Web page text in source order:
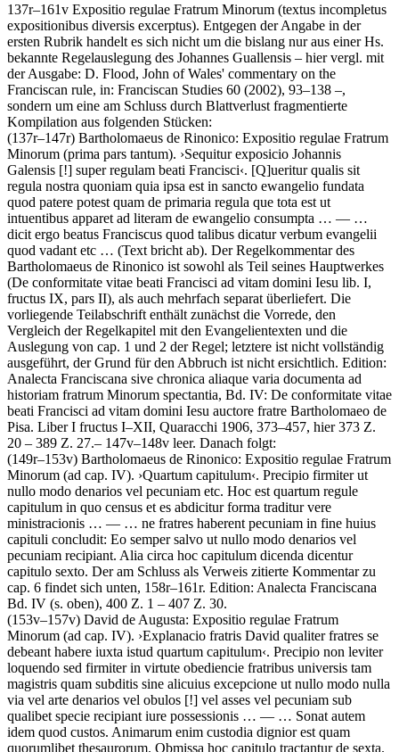
137r–161v Expositio regulae Fratrum Minorum (textus incompletus
expositionibus diversis excerptus). Entgegen der Angabe in der
ersten Rubrik handelt es sich nicht um die bislang nur aus einer Hs.
bekannte Regelauslegung des Johannes Guallensis – hier vergl. mit
der Ausgabe: D. Flood, John of Wales' commentary on the
Franciscan rule, in: Franciscan Studies 60 (2002), 93–138 –,
sondern um eine am Schluss durch Blattverlust fragmentierte
Kompilation aus folgenden Stücken:
(137r–147r) Bartholomaeus de Rinonico: Expositio regulae Fratrum
Minorum (prima pars tantum). ›Sequitur exposicio Johannis
Galensis [!] super regulam beati Francisci‹. [Q]ueritur qualis sit
regula nostra quoniam quia ipsa est in sancto ewangelio fundata
quod patere potest quam de primaria regula que tota est ut
intuentibus apparet ad literam de ewangelio consumpta … — …
dicit ergo beatus Franciscus quod talibus dicatur verbum evangelii
quod vadant etc … (Text bricht ab). Der Regelkommentar des
Bartholomaeus de Rinonico ist sowohl als Teil seines Hauptwerkes
(De conformitate vitae beati Francisci ad vitam domini Iesu lib. I,
fructus IX, pars II), als auch mehrfach separat überliefert. Die
vorliegende Teilabschrift enthält zunächst die Vorrede, den
Vergleich der Regelkapitel mit den Evangelientexten und die
Auslegung von cap. 1 und 2 der Regel; letztere ist nicht vollständig
ausgeführt, der Grund für den Abbruch ist nicht ersichtlich. Edition:
Analecta Franciscana sive chronica aliaque varia documenta ad
historiam fratrum Minorum spectantia, Bd. IV: De conformitate vitae
beati Francisci ad vitam domini Iesu auctore fratre Bartholomaeo de
Pisa. Liber I fructus I–XII, Quaracchi 1906, 373–457, hier 373 Z.
20 – 389 Z. 27.– 147v–148v leer. Danach folgt:
(149r–153v) Bartholomaeus de Rinonico: Expositio regulae Fratrum
Minorum (ad cap. IV). ›Quartum capitulum‹. Precipio firmiter ut
nullo modo denarios vel pecuniam etc. Hoc est quartum regule
capitulum in quo census et es abdicitur forma traditur vere
ministracionis … — … ne fratres haberent pecuniam in fine huius
capituli concludit: Eo semper salvo ut nullo modo denarios vel
pecuniam recipiant. Alia circa hoc capitulum dicenda dicentur
capitulo sexto. Der am Schluss als Verweis zitierte Kommentar zu
cap. 6 findet sich unten, 158r–161r. Edition: Analecta Franciscana
Bd. IV (s. oben), 400 Z. 1 – 407 Z. 30.
(153v–157v) David de Augusta: Expositio regulae Fratrum
Minorum (ad cap. IV). ›Explanacio fratris David qualiter fratres se
debeant habere iuxta istud quartum capitulum‹. Precipio non leviter
loquendo sed firmiter in virtute obediencie fratribus universis tam
magistris quam subditis sine alicuius excepcione ut nullo modo nulla
via vel arte denarios vel obulos [!] vel asses vel pecuniam sub
qualibet specie recipiant iure possessionis … — … Sonat autem
idem quod custos. Animarum enim custodia dignior est quam
quorumlibet thesaurorum. Obmissa hoc capitulo tractantur de sexta.